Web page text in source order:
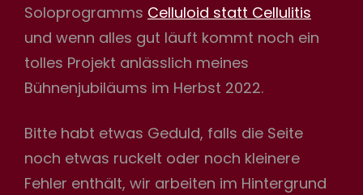
Soloprogramms Celluloid statt Cellulitis
und wenn alles gut läuft kommt noch ein
tolles Projekt anlässlich meines
Bühnenjubiläums im Herbst 2022.
Bitte habt etwas Geduld, falls die Seite
noch etwas ruckelt oder noch kleinere
Fehler enthält, wir arbeiten im Hintergrund